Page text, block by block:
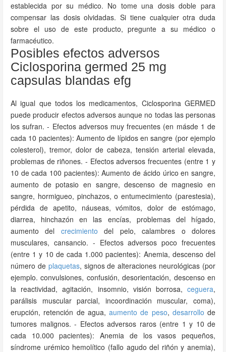
establecida por su médico. No tome una dosis doble para
compensar las dosis olvidadas. Si tiene cualquier otra duda
sobre el uso de este producto, pregunte a su médico o
farmacéutico.
Posibles efectos adversos
Ciclosporina germed 25 mg
capsulas blandas efg
Al igual que todos los medicamentos, Ciclosporina GERMED
puede producir efectos adversos aunque no todas las personas
los sufran. - Efectos adversos muy frecuentes (en másde 1 de
cada 10 pacientes): Aumento de lípidos en sangre (por ejemplo
colesterol), tremor, dolor de cabeza, tensión arterial elevada,
problemas de riñones. - Efectos adversos frecuentes (entre 1 y
10 de cada 100 pacientes): Aumento de ácido úrico en sangre,
aumento de potasio en sangre, descenso de magnesio en
sangre, hormigueo, pinchazos, o entumecimiento (parestesia),
pérdida de apetito, náuseas, vómitos, dolor de estómago,
diarrea, hinchazón en las encías, problemas del hígado,
aumento del crecimiento del pelo, calambres o dolores
musculares, cansancio. - Efectos adversos poco frecuentes
(entre 1 y 10 de cada 1.000 pacientes): Anemia, descenso del
número de plaquetas, signos de alteraciones neurológicas (por
ejemplo. convulsiones, confusión, desorientación, descenso en
la reactividad, agitación, insomnio, visión borrosa, ceguera,
parálisis muscular parcial, incoordinación muscular, coma),
erupción, retención de agua, aumento de peso, desarrollo de
tumores malignos. - Efectos adversos raros (entre 1 y 10 de
cada 10.000 pacientes): Anemia de los vasos pequeños,
síndrome urémico hemolítico (fallo agudo del riñón y anemia),